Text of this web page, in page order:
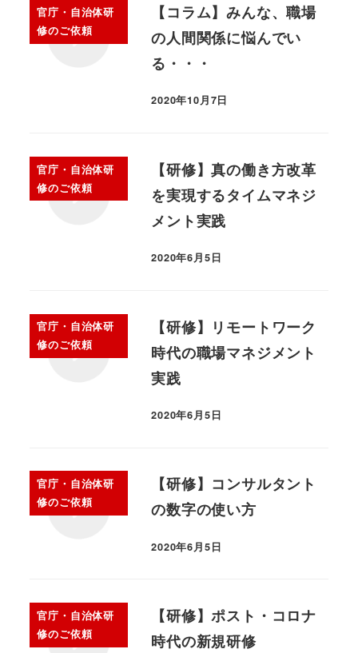
官庁・自治体研
修のご依頼
【コラム】みんな、職場
の人間関係に悩んでい
る・・・
2020年10月7日
官庁・自治体研
修のご依頼
【研修】真の働き方改革
を実現するタイムマネジ
メント実践
2020年6月5日
官庁・自治体研
修のご依頼
【研修】リモートワーク
時代の職場マネジメント
実践
2020年6月5日
官庁・自治体研
修のご依頼
【研修】コンサルタント
の数字の使い方
2020年6月5日
官庁・自治体研
修のご依頼
【研修】ポスト・コロナ
時代の新規研修